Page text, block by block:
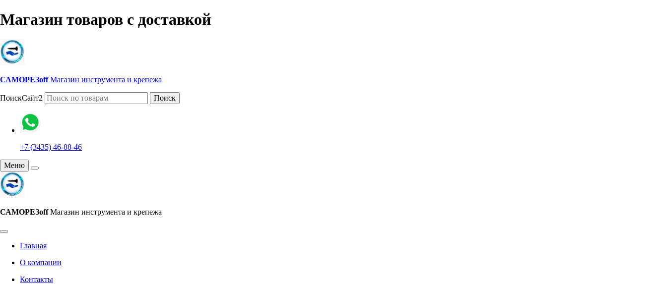
Магазин товаров с доставкой
САМОРЕЗoff Магазин инструмента и крепежа
ПоискСайт2 Поиск
+7 (3435) 46-88-46
Меню
САМОРЕЗoff Магазин инструмента и крепежа
Главная
О компании
Контакты